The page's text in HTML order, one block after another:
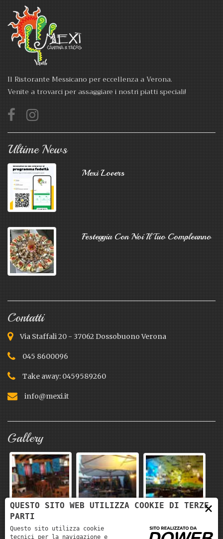
Il Ristorante Messicano per eccellenza a Verona.
Venite a trovarci per assaggiare i nostri piatti speciali!
Ultime News
Mexì Lovers
Festeggia Con Noi Il Tuo Compleanno
Contatti
Via Staffali 20 - 37062 Dossobuono Verona
045 8600096
Take away: 0459589260
info@mexi.it
Gallery
×
QUESTO SITO WEB UTILIZZA COOKIE DI TERZE
PARTI
Questo sito utilizza cookie
tecnici per la navigazione e